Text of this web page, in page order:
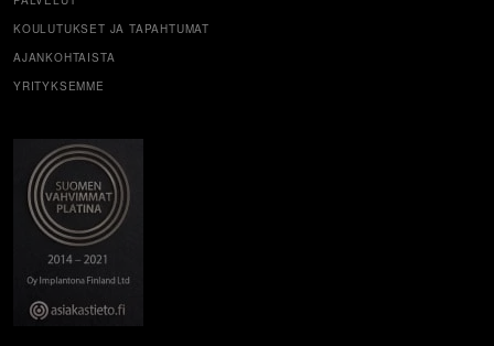
KOULUTUKSET JA TAPAHTUMAT
AJANKOHTAISTA
YRITYKSEMME